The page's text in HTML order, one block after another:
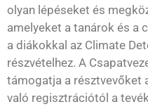
olyan lépéseket és
amelyeket a tanárok és a
a diákokkal az Climate
részvételhez. A
támogatja a résztvevőket
való regisztrációtól a